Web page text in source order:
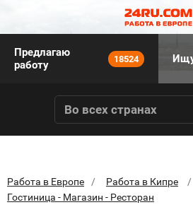
Предлагаю
работу
18524
Во всех странах
Работа в Европе
Работа в Кипре
Гостиница - Магазин - Ресторан